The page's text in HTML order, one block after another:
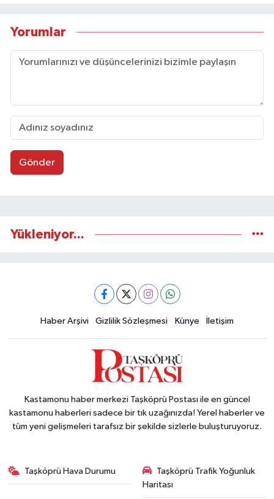
Yorumlar
Gönder
Yükleniyor...
Haber Arşivi Gizlilik Sözleşmesi Künye İletişim
Kastamonu haber merkezi Taşköprü Postası ile en güncel
kastamonu haberleri sadece bir tık uzağınızda! Yerel haberler ve
tüm yeni gelişmeleri tarafsız bir şekilde sizlerle buluşturuyoruz.
Taşköprü Hava Durumu
Taşköprü Trafik Yoğunluk
Haritası